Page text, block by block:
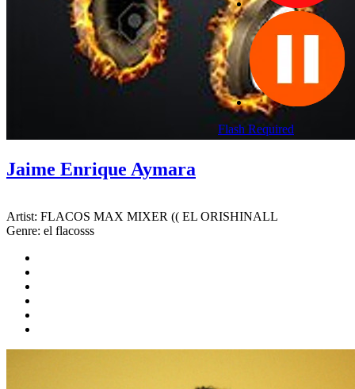
Flash Required
Jaime Enrique Aymara
Artist: FLACOS MAX MIXER (( EL ORISHINALL
Genre: el flacosss